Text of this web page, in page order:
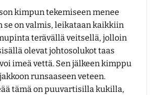
kimpun tekemiseen menee
se on valmis, leikataan kaikkiin
terävällä veitsellä, jolloin
olevat johtosolukot taas
imeä vettä. Sen jälkeen kimppu
runsaaseen veteen.
tämä on puuvartisilla kukilla,